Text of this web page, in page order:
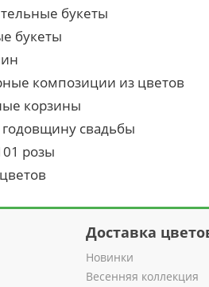
букеты
букеты
композиции из цветов
корзины
свадьбы
розы
Доставка
Новинки
Весенняя коллекция